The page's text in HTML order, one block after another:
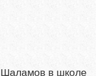
Шаламов в школе